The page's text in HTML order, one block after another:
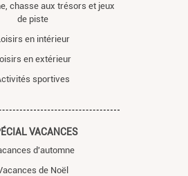
chasse aux trésors et jeux
de piste
en intérieur
en extérieur
sportives
VACANCES
d'automne
de Noël